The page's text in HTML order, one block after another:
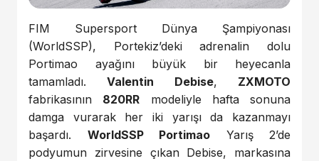
FIM Supersport Dünya Şampiyonası
(WorldSSP), Portekiz’deki adrenalin dolu
Portimao ayağını büyük bir heyecanla
tamamladı.Valentin Debise, ZXMOTO
fabrikasının 820RR modeliyle hafta sonuna
damga vurarak her iki yarışı da kazanmayı
başardı. WorldSSP Portimao Yarış 2’de
podyumun zirvesine çıkan Debise, markasına